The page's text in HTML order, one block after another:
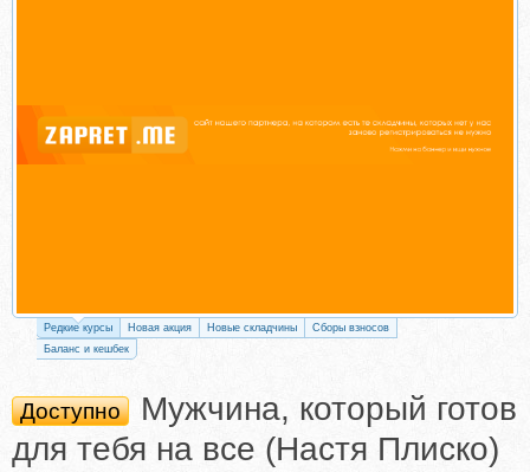
Редкие курсы Новая акция Новые складчины
Сборы взносов
Баланс и кешбек
Доступно
Мужчина, который готов
для тебя на все (Настя Плиско)